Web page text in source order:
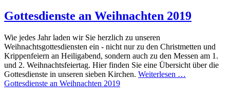
Gottesdienste an Weihnachten 2019
Wie jedes Jahr laden wir Sie herzlich zu unseren
Weihnachtsgottesdiensten ein - nicht nur zu den Christmetten und
Krippenfeiern an Heiligabend, sondern auch zu den Messen am 1.
und 2. Weihnachtsfeiertag. Hier finden Sie eine Übersicht über die
Gottesdienste in unseren sieben Kirchen. Weiterlesen …
Gottesdienste an Weihnachten 2019